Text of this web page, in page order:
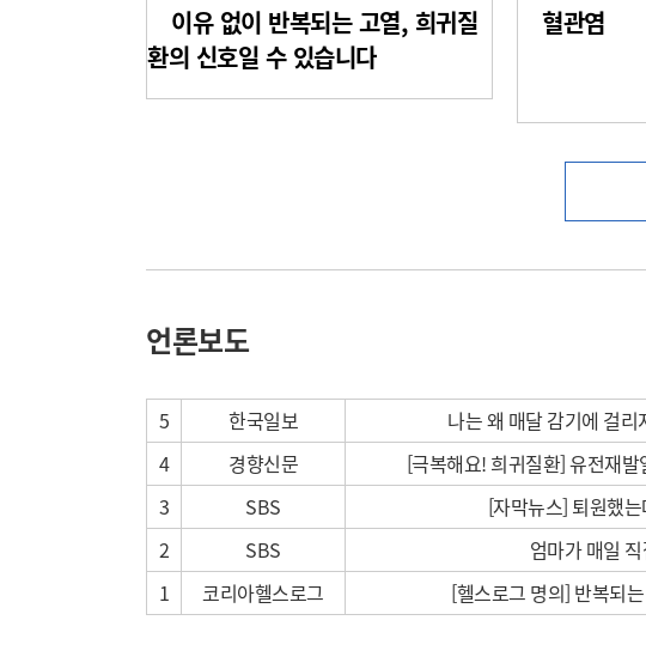
이유 없이 반복되는 고열, 희귀질
환의 신호일 수 있습니다
혈관염
언론보도
5 한국일보 나는 왜 매달 감기에 걸
4
경향신문 [극복해요! 희귀질환] 유전재
3
SBS [자막뉴스] 퇴원했
2
SBS 엄마가 매일
1
코리아헬스로그 [헬스로그 명의] 반복되